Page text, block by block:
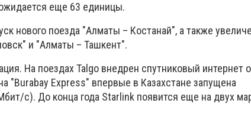
еще 63 единицы.
нового поезда "Алматы – Костанай", а также
и "Алматы – Ташкент".
На поездах Talgo внедрен спутниковый интернет
"Burabay Express" впервые в Казахстане запущена
с). До конца года Starlink появится еще на двух